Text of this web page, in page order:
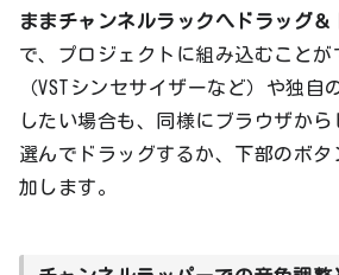
ままチャンネルラックへドラッグ
で、プロジェクトに組み込むこと
（VSTシンセサイザーなど）や独自
したい場合も、同様にブラウザか
選んでドラッグするか、下部のボ
加します。